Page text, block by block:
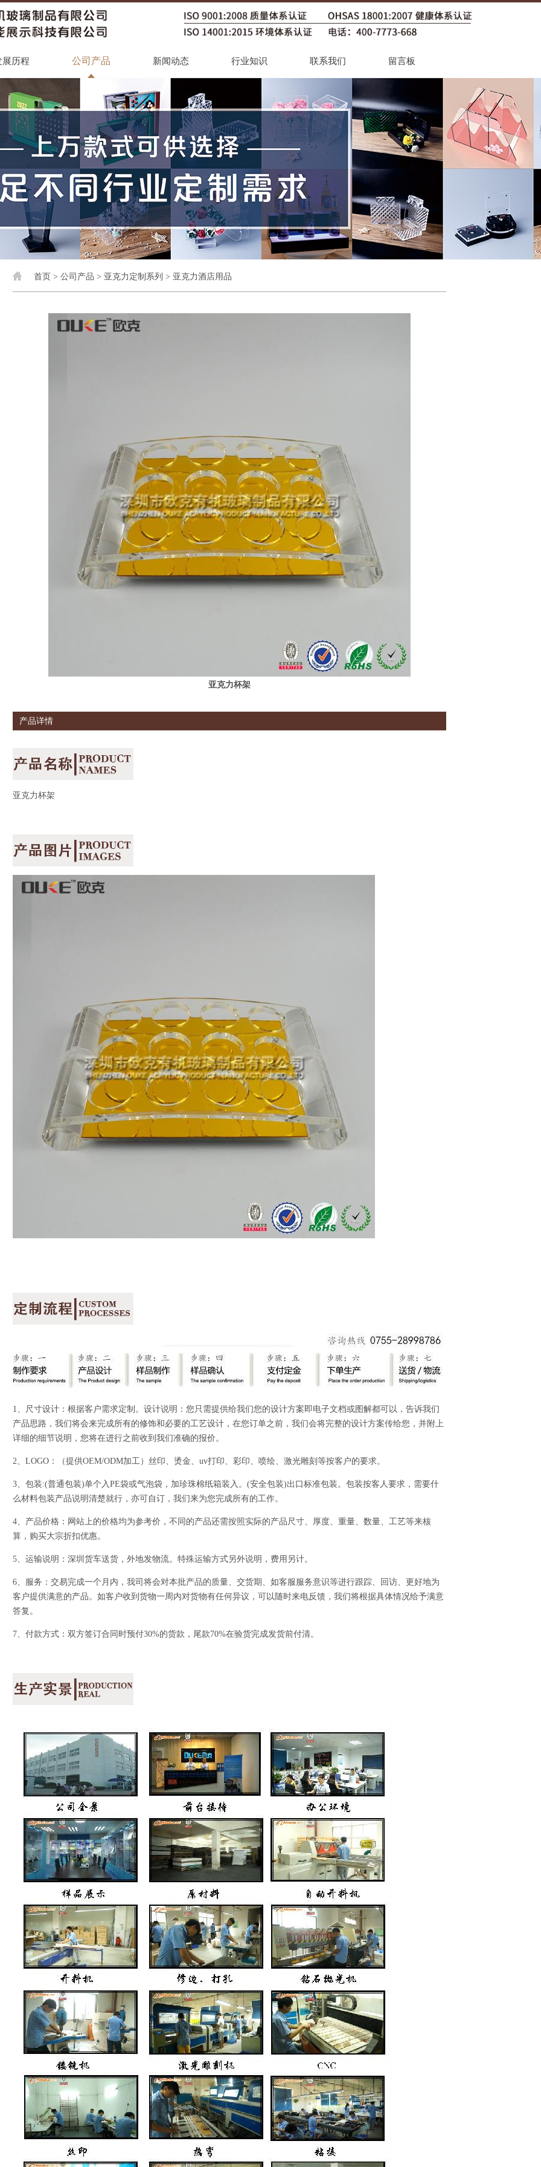
展历程 公司产品 新闻动态 行业知识 联系我们 留言板
首页 > 公司产品 > 亚克力定制系列 > 亚克力酒店用品
亚克力杯架
产品详情
亚克力杯架
1、尺寸设计：根据客户需求定制。设计说明：您只需提供给我们您的设计方案即电子文档或图解都可以，告诉我们
产品思路，我们将会来完成所有的修饰和必要的工艺设计，在您订单之前，我们会将完整的设计方案传给您，并附上
详细的细节说明，您将在进行之前收到我们准确的报价。
2、LOGO：（提供OEM/ODM加工）丝印、烫金、uv打印、彩印、喷绘、激光雕刻等按客户的要求。
3、包装:(普通包装)单个入PE袋或气泡袋，加珍珠棉纸箱装入。(安全包装)出口标准包装。包装按客人要求，需要什
么材料包装产品说明清楚就行，亦可自订，我们来为您完成所有的工作。
4、产品价格：网站上的价格均为参考价，不同的产品还需按照实际的产品尺寸、厚度、重量、数量、工艺等来核
算，购买大宗折扣优惠。
5、运输说明：深圳货车送货，外地发物流。特殊运输方式另外说明，费用另计。
6、服务：交易完成一个月内，我司将会对本批产品的质量、交货期、如客服服务意识等进行跟踪、回访、更好地为
客户提供满意的产品。如客户收到货物一周内对货物有任何异议，可以随时来电反馈，我们将根据具体情况给予满意
答复。
7、付款方式：双方签订合同时预付30%的货款，尾款70%在验货完成发货前付清。